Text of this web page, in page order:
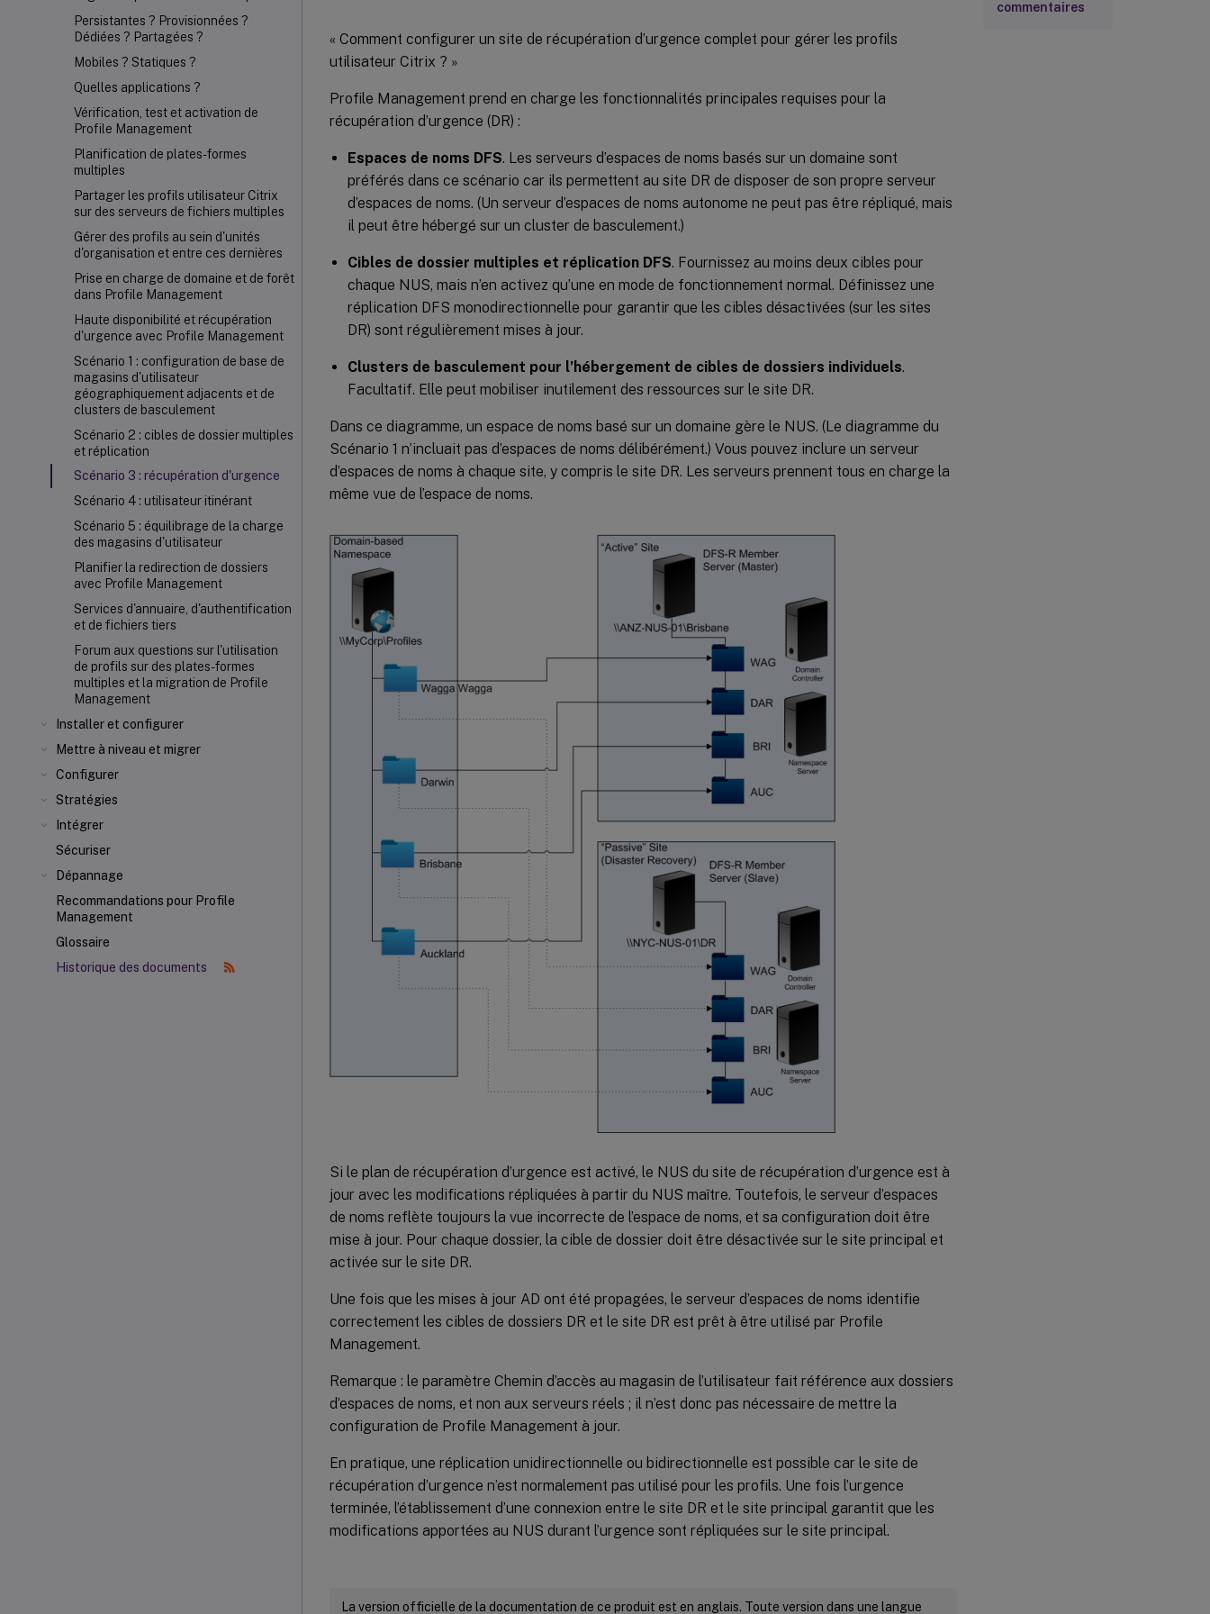
Persistantes ? Provisionnées ?
Dédiées ? Partagées ?
Mobiles ? Statiques ?
Quelles applications ?
Vérification, test et activation de
Profile Management
Planification de plates-formes
multiples
Partager les profils utilisateur Citrix
sur des serveurs de fichiers multiples
Gérer des profils au sein d'unités
d'organisation et entre ces dernières
Prise en charge de domaine et de forêt
dans Profile Management
Haute disponibilité et récupération
d'urgence avec Profile Management
Scénario 1 : configuration de base de
magasins d'utilisateur
géographiquement adjacents et de
clusters de basculement
Scénario 2 : cibles de dossier multiples
et réplication
Scénario 3 : récupération d'urgence
Scénario 4 : utilisateur itinérant
Scénario 5 : équilibrage de la charge
des magasins d'utilisateur
Planifier la redirection de dossiers
avec Profile Management
Services d'annuaire, d'authentification
et de fichiers tiers
Forum aux questions sur l'utilisation
de profils sur des plates-formes
multiples et la migration de Profile
Management
Installer et configurer
Mettre à niveau et migrer
Configurer
Stratégies
Intégrer
Sécuriser
Dépannage
Recommandations pour Profile
Management
Glossaire
Historique des documents
« Comment configurer un site de récupération d’urgence complet pour gérer les profils
utilisateur Citrix ? »
Profile Management prend en charge les fonctionnalités principales requises pour la
récupération d’urgence (DR) :
Espaces de noms DFS. Les serveurs d’espaces de noms basés sur un domaine sont
préférés dans ce scénario car ils permettent au site DR de disposer de son propre serveur
d’espaces de noms. (Un serveur d’espaces de noms autonome ne peut pas être répliqué, mais
il peut être hébergé sur un cluster de basculement.)
Cibles de dossier multiples et réplication DFS. Fournissez au moins deux cibles pour
chaque NUS, mais n’en activez qu’une en mode de fonctionnement normal. Définissez une
réplication DFS monodirectionnelle pour garantir que les cibles désactivées (sur les sites
DR) sont régulièrement mises à jour.
Clusters de basculement pour l’hébergement de cibles de dossiers individuels.
Facultatif. Elle peut mobiliser inutilement des ressources sur le site DR.
Dans ce diagramme, un espace de noms basé sur un domaine gère le NUS. (Le diagramme du
Scénario 1 n’incluait pas d’espaces de noms délibérément.) Vous pouvez inclure un serveur
d’espaces de noms à chaque site, y compris le site DR. Les serveurs prennent tous en charge la
même vue de l’espace de noms.
Si le plan de récupération d’urgence est activé, le NUS du site de récupération d’urgence est à
jour avec les modifications répliquées à partir du NUS maître. Toutefois, le serveur d’espaces
de noms reflète toujours la vue incorrecte de l’espace de noms, et sa configuration doit être
mise à jour. Pour chaque dossier, la cible de dossier doit être désactivée sur le site principal et
activée sur le site DR.
Une fois que les mises à jour AD ont été propagées, le serveur d’espaces de noms identifie
correctement les cibles de dossiers DR et le site DR est prêt à être utilisé par Profile
Management.
Remarque : le paramètre Chemin d’accès au magasin de l’utilisateur fait référence aux dossiers
d’espaces de noms, et non aux serveurs réels ; il n’est donc pas nécessaire de mettre la
configuration de Profile Management à jour.
En pratique, une réplication unidirectionnelle ou bidirectionnelle est possible car le site de
récupération d’urgence n’est normalement pas utilisé pour les profils. Une fois l’urgence
terminée, l’établissement d’une connexion entre le site DR et le site principal garantit que les
modifications apportées au NUS durant l’urgence sont répliquées sur le site principal.
La version officielle de la documentation de ce produit est en anglais. Toute version dans une langue
commentaires